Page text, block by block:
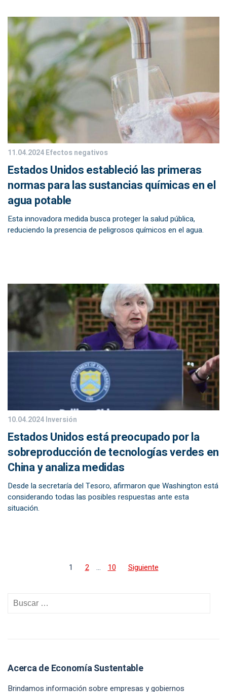
11.04.2024Efectos negativos
Estados Unidos estableció las primeras
normas para las sustancias químicas en el
agua potable
Esta innovadora medida busca proteger la salud pública,
reduciendo la presencia de peligrosos químicos en el agua.
10.04.2024Inversión
Estados Unidos está preocupado por la
sobreproducción de tecnologías verdes en
China y analiza medidas
Desde la secretaría del Tesoro, afirmaron que Washington está
considerando todas las posibles respuestas ante esta
situación.
1 2 … 10 Siguiente
Acerca de Economía Sustentable
Brindamos información sobre empresas y gobiernos